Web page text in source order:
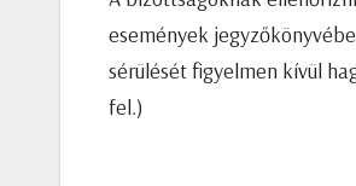
események
sérülését figyelmen kívül
fel.)